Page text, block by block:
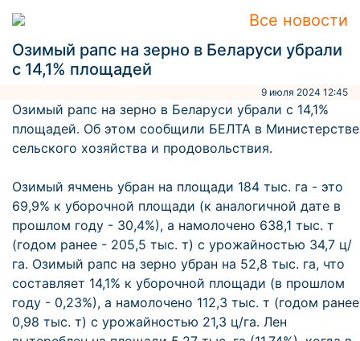
Все новости
Озимый рапс на зерно в Беларуси убрали
с 14,1% площадей
9 июля 2024 12:45
Озимый рапс на зерно в Беларуси убрали с 14,1%
площадей. Об этом сообщили БЕЛТА в Министерстве
сельского хозяйства и продовольствия.
Озимый ячмень убран на площади 184 тыс. га - это
69,9% к уборочной площади (к аналогичной дате в
прошлом году - 30,4%), а намолочено 638,1 тыс. т
(годом ранее - 205,5 тыс. т) с урожайностью 34,7 ц/
га. Озимый рапс на зерно убран на 52,8 тыс. га, что
составляет 14,1% к уборочной площади (в прошлом
году - 0,23%), а намолочено 112,3 тыс. т (годом ранее
0,98 тыс. т) с урожайностью 21,3 ц/га. Лен